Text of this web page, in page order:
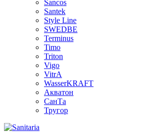
Sancos
Santek
Style Line
SWEDBE
Terminus
Timo
Triton
Vigo
VitrA
WasserKRAFT
Акватон
СанТа
Тругор